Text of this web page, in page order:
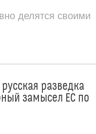
делятся своими
разведка
замысел ЕС по